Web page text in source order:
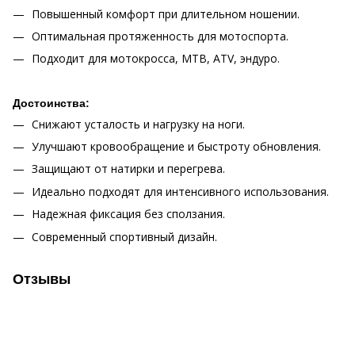
Повышенный комфорт при длительном ношении.
Оптимальная протяженность для мотоспорта.
Подходит для мотокросса, MTB, ATV, эндуро.
Достоинства:
Снижают усталость и нагрузку на ноги.
Улучшают кровообращение и быстроту обновления.
Защищают от натирки и перегрева.
Идеально подходят для интенсивного использования.
Надежная фиксация без сползания.
Современный спортивный дизайн.
Отзывы